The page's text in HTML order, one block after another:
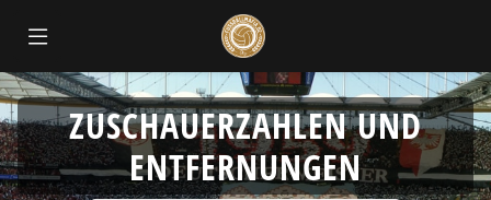
ZUSCHAUERZAHLEN UND
ENTFERNUNGEN